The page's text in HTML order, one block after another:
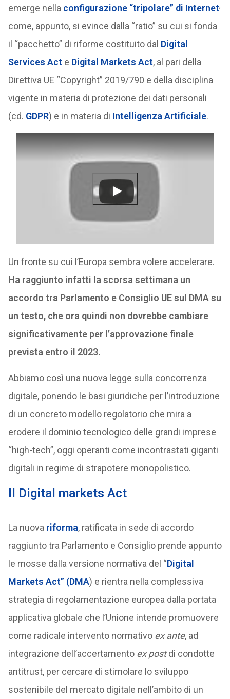
emerge nella configurazione “tripolare” di Internet,
come, appunto, si evince dalla “ratio” su cui si fonda
il “pacchetto” di riforme costituito dal Digital
Services Act e Digital Markets Act, al pari della
Direttiva UE “Copyright” 2019/790 e della disciplina
vigente in materia di protezione dei dati personali
(cd. GDPR) e in materia di Intelligenza Artificiale.
Un fronte su cui l’Europa sembra volere accelerare.
Ha raggiunto infatti la scorsa settimana un
accordo tra Parlamento e Consiglio UE sul DMA su
un testo, che ora quindi non dovrebbe cambiare
significativamente per l’approvazione finale
prevista entro il 2023.
Abbiamo così una nuova legge sulla concorrenza
digitale, ponendo le basi giuridiche per l’introduzione
di un concreto modello regolatorio che mira a
erodere il dominio tecnologico delle grandi imprese
“high-tech”, oggi operanti come incontrastati giganti
digitali in regime di strapotere monopolistico.
Il Digital markets Act
La nuova riforma, ratificata in sede di accordo
raggiunto tra Parlamento e Consiglio prende appunto
le mosse dalla versione normativa del “Digital
Markets Act” (DMA) e rientra nella complessiva
strategia di regolamentazione europea dalla portata
applicativa globale che l’Unione intende promuovere
come radicale intervento normativo ex ante, ad
integrazione dell’accertamento ex postdi condotte
antitrust, per cercare di stimolare lo sviluppo
sostenibile del mercato digitale nell’ambito di un